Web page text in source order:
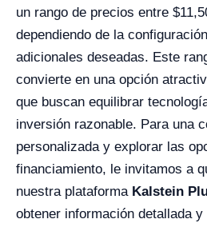
un rango de precios entre
dependiendo de la
adicionales deseadas. Este
convierte en una opción
que buscan equilibrar
inversión razonable. Para una
personalizada y explorar las
financiamiento, le invitamos a
nuestra plataforma Kalstein
obtener información detallada y